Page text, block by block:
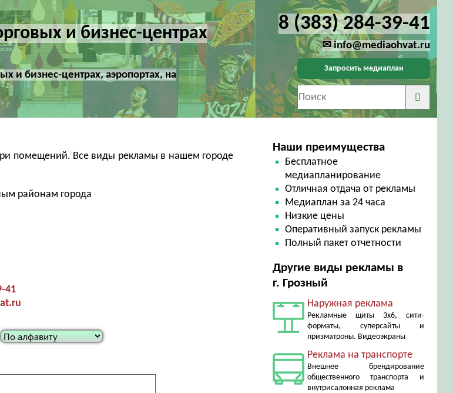
и бизнес-центрах
и бизнес-центрах, аэропортах, на
8 (383) 284-39-41
✉ info@mediaohvat.ru
Запросить медиаплан
помещений. Все виды рекламы в нашем городе
районам города
41
Наши преимущества
Бесплатное
медиапланирование
Отличная отдача от рекламы
Медиаплан за 24 часа
Низкие цены
Оперативный запуск рекламы
Полный пакет отчетности
Другие виды рекламы в
г. Грозный
Наружная реклама
Рекламные щиты 3х6, сити-
форматы, суперсайты и
призматроны. Видеоэкраны
Реклама на транспорте
Внешнее брендирование
общественного транспорта и
внутрисалонная реклама